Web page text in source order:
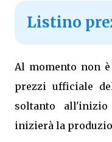
Listino
Al momento non
prezzi ufficiale
soltanto
inizierà la